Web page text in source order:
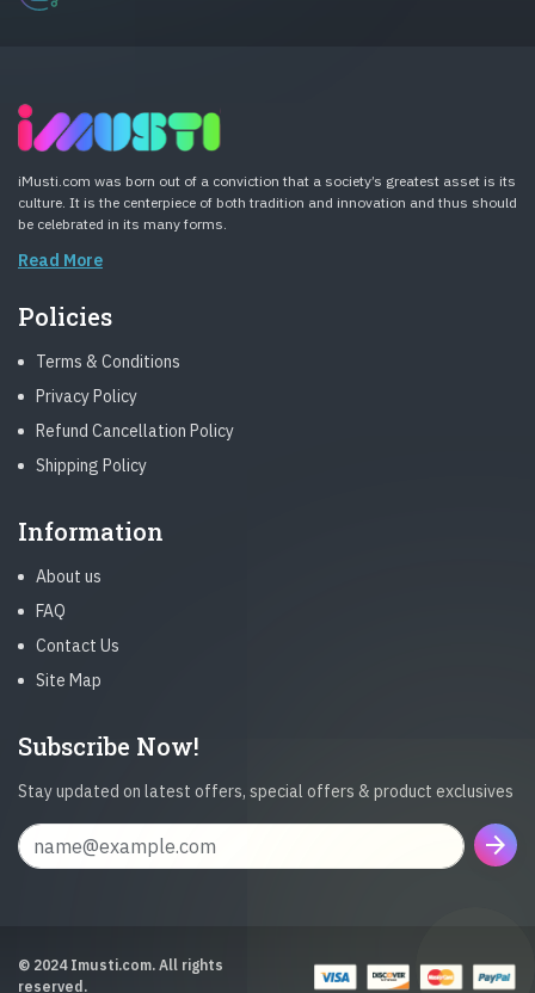
iMusti.com was born out of a conviction that a society’s greatest asset is its
culture. It is the centerpiece of both tradition and innovation and thus should
be celebrated in its many forms.
Read More
Policies
Terms & Conditions
Privacy Policy
Refund Cancellation Policy
Shipping Policy
Information
About us
FAQ
Contact Us
Site Map
Subscribe Now!
Stay updated on latest offers, special offers & product exclusives
arrow_forward
© 2024 Imusti.com. All rights
reserved.